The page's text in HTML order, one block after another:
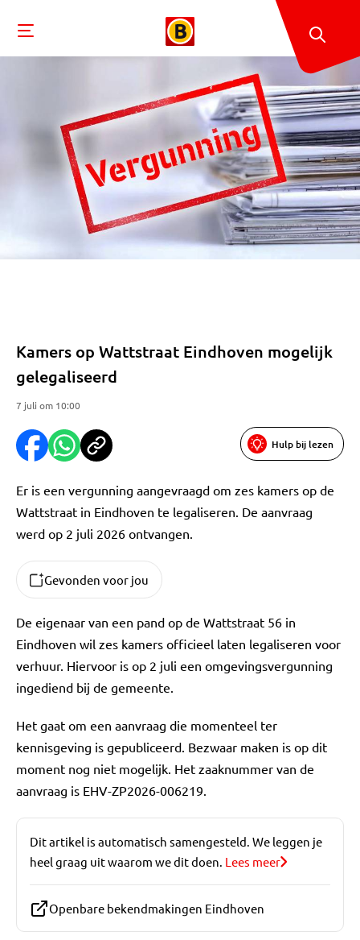
Kamers op Wattstraat Eindhoven mogelijk
gelegaliseerd
7 juli om 10:00
Hulp bij lezen
Er is een vergunning aangevraagd om zes kamers op de
Wattstraat in Eindhoven te legaliseren. De aanvraag
werd op 2 juli 2026 ontvangen.
Gevonden voor jou
De eigenaar van een pand op de Wattstraat 56 in
Eindhoven wil zes kamers officieel laten legaliseren voor
verhuur. Hiervoor is op 2 juli een omgevingsvergunning
ingediend bij de gemeente.
Het gaat om een aanvraag die momenteel ter
kennisgeving is gepubliceerd. Bezwaar maken is op dit
moment nog niet mogelijk. Het zaaknummer van de
aanvraag is EHV-ZP2026-006219.
Dit artikel is automatisch samengesteld. We leggen je
heel graag uit waarom we dit doen. Lees meer
Openbare bekendmakingen Eindhoven